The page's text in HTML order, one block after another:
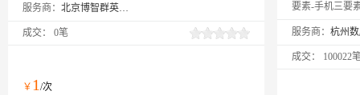
支付（微信，支付宝）、多规格商品、运费模板、多
Uniapp+后台无加密源代码
服务商： 北京博智群英企业策划有限公司
成交： 0笔
￥ 1 /次
要素-手机三要
实名认证-运营
名、身份证号
服务商：
成交： 100022